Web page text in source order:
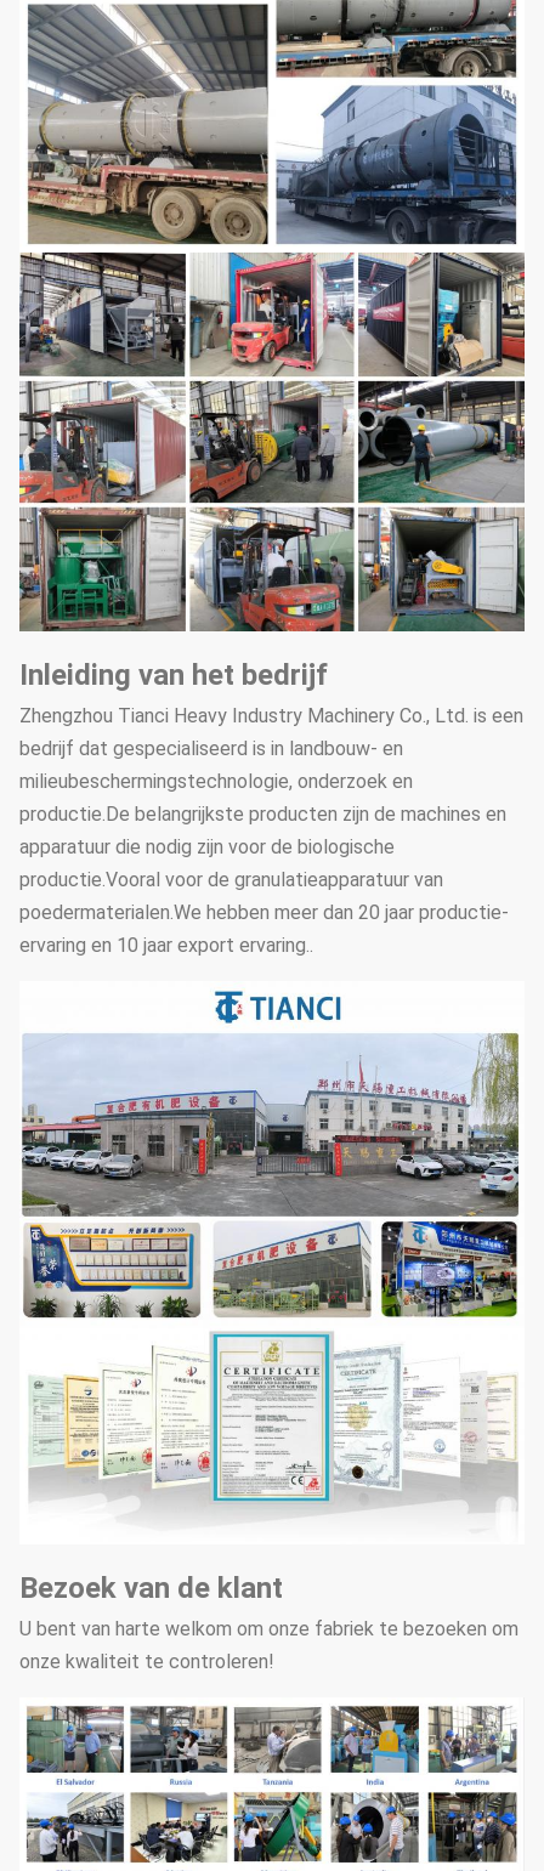
Inleiding van het bedrijf
Zhengzhou Tianci Heavy Industry Machinery Co., Ltd. is een
bedrijf dat gespecialiseerd is in landbouw- en
milieubeschermingstechnologie, onderzoek en
productie.De belangrijkste producten zijn de machines en
apparatuur die nodig zijn voor de biologische
productie.Vooral voor de granulatieapparatuur van
poedermaterialen.We hebben meer dan 20 jaar productie-
ervaring en 10 jaar export ervaring..
Bezoek van de klant
U bent van harte welkom om onze fabriek te bezoeken om
onze kwaliteit te controleren!